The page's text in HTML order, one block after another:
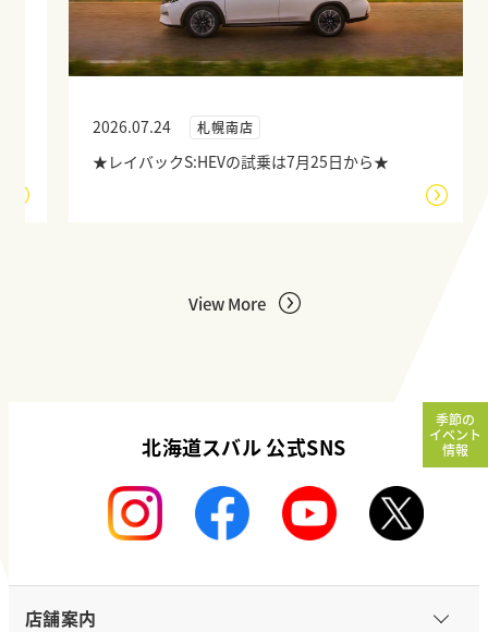
2026.07.24 札幌南店
★レイバックS:HEVの試乗は7月25日から★
View More
季節の
イベント
情報
北海道スバル 公式SNS
店舗案内